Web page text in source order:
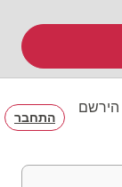
הירשם
התחבר